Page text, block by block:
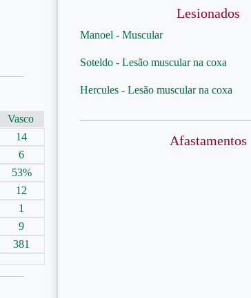
Vasco
14
6
53%
12
1
9
381
Lesionados
Manoel - Muscular
Soteldo - Lesão muscular na coxa
Hercules - Lesão muscular na coxa
Afastamentos